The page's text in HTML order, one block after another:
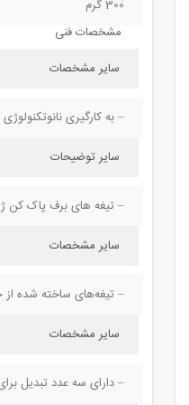
300 گرم
مشخصات فنی
سایر مشخصات
– به کارگیری
سایر توضیحات
– تیغه های برف پاک کن
سایر مشخصات
– تیغه‌های ساخته شده
سایر مشخصات
– دارای سه عدد تبدیل